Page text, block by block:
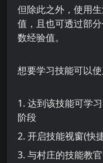
但除此之外，使用
值，且也可透过部
数经验值。
想要学习技能可以
1. 达到该技能可学
阶段
2. 开启技能视窗(快
3. 与村庄的技能教